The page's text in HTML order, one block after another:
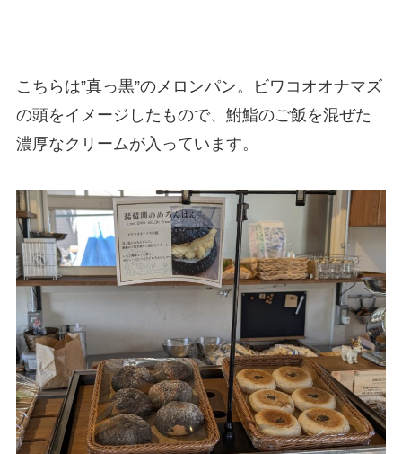
こちらは”真っ黒”のメロンパン。ビワコオオナマズ
の頭をイメージしたもので、鮒鮨のご飯を混ぜた
濃厚なクリームが入っています。